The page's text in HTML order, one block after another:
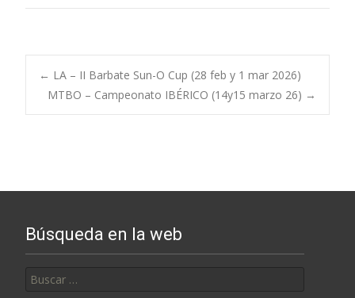
Post
← LA – II Barbate Sun-O Cup (28 feb y 1 mar 2026)
MTBO – Campeonato IBÉRICO (14y15 marzo 26) →
Búsqueda en la web